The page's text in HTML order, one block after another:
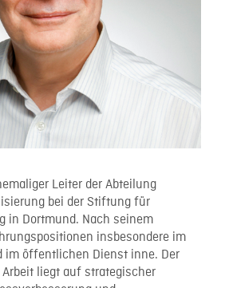
Leiter der Abteilung
bei der Stiftung für
in Dortmund. Nach seinem
insbesondere im
im öffentlichen Dienst inne. Der
liegt auf strategischer